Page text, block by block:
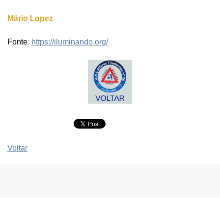
Mário Lopez
Fonte: https://iluminando.org/
Voltar